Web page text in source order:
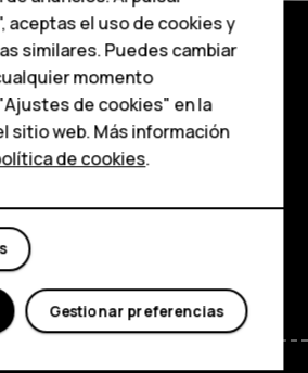
para
mayores
M
Youtube
aceptas el uso de cookies y
similares. Puedes cambiar
momento
de cookies" en la
sitio web. Más información
de cookies.
Gestionar preferencias